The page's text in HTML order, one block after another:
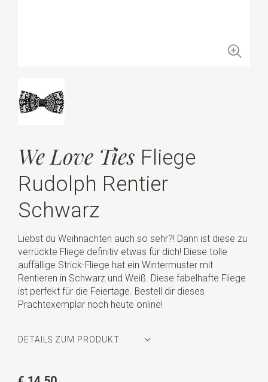
We Love Ties Fliege
Rudolph Rentier
Schwarz
Liebst du Weihnachten auch so sehr?! Dann ist diese zu
verrückte Fliege definitiv etwas für dich! Diese tolle
auffällige Strick-Fliege hat ein Wintermuster mit
Rentieren in Schwarz und Weiß. Diese fabelhafte Fliege
ist perfekt für die Feiertage. Bestell dir dieses
Prachtexemplar noch heute online!
DETAILS ZUM PRODUKT